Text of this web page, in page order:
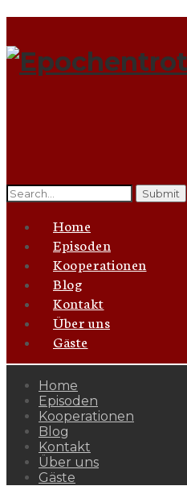
Search
for:
Home
Episoden
Kooperationen
Blog
Kontakt
Über uns
Gäste
Home
Episoden
Kooperationen
Blog
Kontakt
Über uns
Gäste